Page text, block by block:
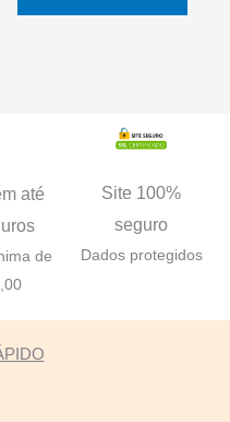
até
de
Site 100%
seguro
Dados protegidos